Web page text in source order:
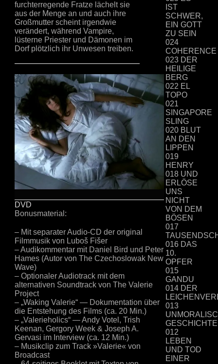
furchterregende Fratze lächelt sie
aus der Menge an und auch ihre
Großmutter scheint irgendwie
verändert, während Vampire,
lüsterne Priester und Dämonen im
Dorf plötzlich ihr Unwesen treiben.
DVD
Bonusmaterial:
– Mit separater Audio-CD der original
Filmmusik von Luboš Fišer
– Audikommentar mit Daniel Bird und Peter
Hames (Autor von The Czechoslowak New
Wave)
– Optionaler Audiotrack mit dem
alternativen Soundtrack von The Valerie
Project
– „Waking Valerie“ — Dokumentation über
die Entstehung des Films (ca. 20 Min.)
– „Valerieholics“ — Andy Votel, Trish
Keenan, Gergory Week & Joseph A.
Gervasi im Interview (ca. 12 Min.)
– Musikclip zum Track »Valerie« von
Broadcast
IST
SCHWER,
EIN GOTT
ZU SEIN
024
COHERENCE
023 DER
HEILIGE
BERG
022 EL
TOPO
021
SINGAPORE
SLING
020 BLUT
AN DEN
LIPPEN
019
HENRY
018 UND
ERLÖSE
UNS
NICHT
VON DEM
BÖSEN
017
016 DAS
10.
OPFER
015
GANDU
014 DER
013
012
LEBEN
UND TOD
EINER